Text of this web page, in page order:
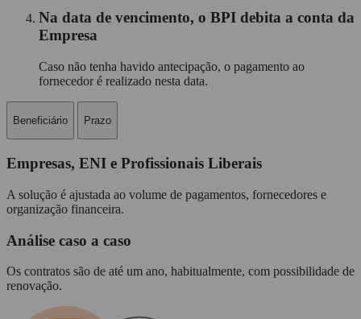
Na data de vencimento, o BPI debita a conta da
Empresa
Caso não tenha havido antecipação, o pagamento ao
fornecedor é realizado nesta data.
Beneficiário Prazo
Empresas, ENI e Profissionais Liberais
A solução é ajustada ao volume de pagamentos, fornecedores e
organização financeira.
Análise caso a caso
Os contratos são de até um ano, habitualmente, com possibilidade de
renovação.